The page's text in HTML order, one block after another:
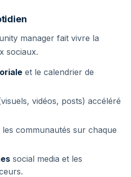
manager fait vivre la
sociaux.
et le calendrier de
vidéos, posts) accéléré
les communautés sur chaque
social media et les